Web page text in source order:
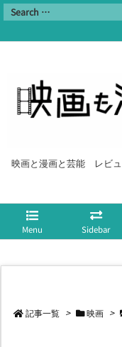
映画と漫画と芸能 レビ
Menu Sidebar
記事一覧 > 映画 >